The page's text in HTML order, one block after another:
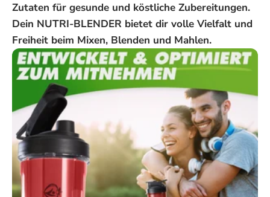
Zutaten für gesunde und köstliche Zubereitungen.
Dein NUTRI-BLENDER bietet dir volle Vielfalt und
Freiheit beim Mixen, Blenden und Mahlen.